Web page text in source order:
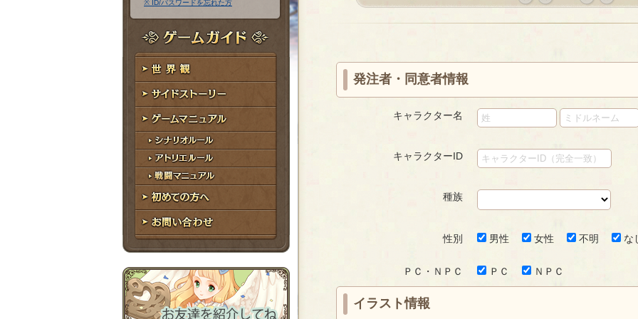
ア
ド
レ
ス
ー
ド
※ ID/パスワードを忘れた方
ゲームガイド
世界観
サイドストーリー
ゲームマニュアル
シナリオルール
アトリエルール
戦闘マニュアル
初めての方へ
お問い合わせ
発注者・同意者情報
キャラクター名
キャラクターID
種族
性別 男性 女性 不明 な
ＰＣ・ＮＰＣ ＰＣ ＮＰＣ
イラスト情報